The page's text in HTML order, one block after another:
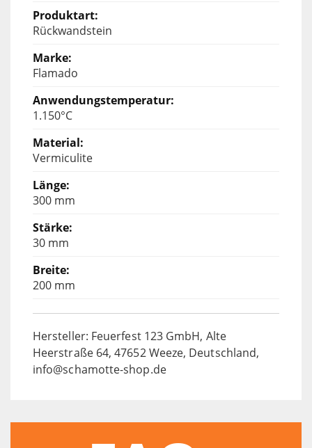
Rückwandstein
Flamado
1.150°C
Vermiculite
300 mm
30 mm
200 mm
Hersteller: Feuerfest 123 GmbH, Alte
Heerstraße 64, 47652 Weeze, Deutschland,
info@schamotte-shop.de